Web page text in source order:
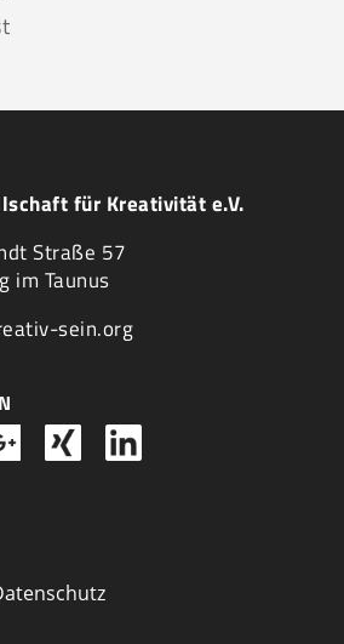
für Kreativität e.V.
Straße 57
im Taunus
sein.org